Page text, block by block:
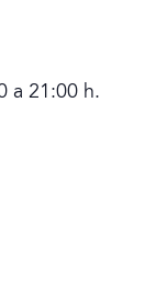
a 21:00 h.